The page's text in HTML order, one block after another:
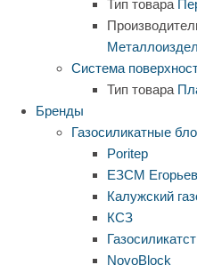
Тип товара
Система
Тип товара
Бренды
Газосиликатные
Poritep
ЕЗСМ
Калужский
КСЗ
NovoBlock